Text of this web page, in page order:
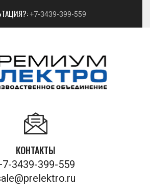
+7-3439-399-559
КОНТАКТЫ
3439-399-559